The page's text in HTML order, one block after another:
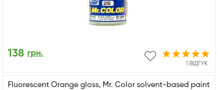
1 ВІДГУК
138 грн.
Fluorescent Orange gloss, Mr. Color solvent-based paint